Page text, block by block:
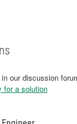
our discussion
for a solution